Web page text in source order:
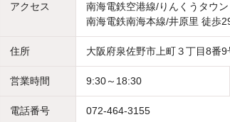
アクセス
南海電鉄空港線/りんくうタウ
南海電鉄南海本線/井原里 徒歩
住所 大阪府泉佐野市上町３丁目8番9
営業時間 9:30～18:30
電話番号 072-464-3155